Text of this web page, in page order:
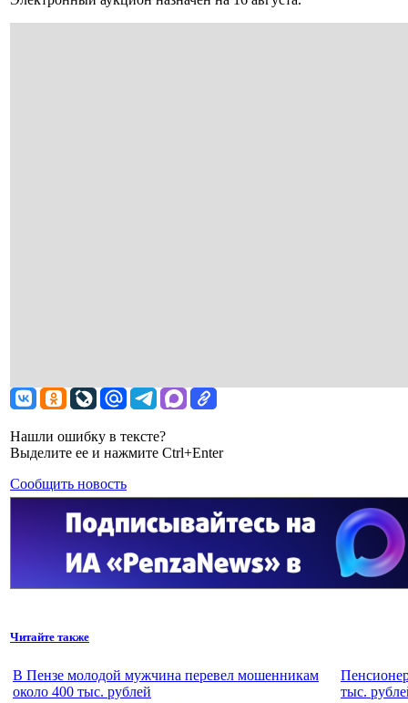
Нашли ошибку в тексте?
Выделите ее и нажмите Ctrl+Enter
Сообщить новость
Читайте также
В Пензе молодой мужчина перевел мошенникам
около 400 тыс. рублей
тыс.